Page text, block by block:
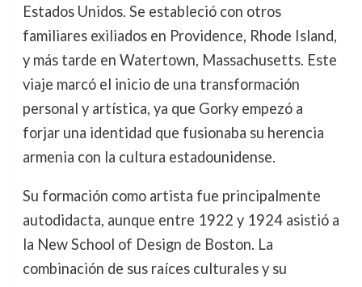
Estados Unidos. Se estableció con otros
familiares exiliados en Providence, Rhode Island,
y más tarde en Watertown, Massachusetts. Este
viaje marcó el inicio de una transformación
personal y artística, ya que Gorky empezó a
forjar una identidad que fusionaba su herencia
armenia con la cultura estadounidense.
Su formación como artista fue principalmente
autodidacta, aunque entre 1922 y 1924 asistió a
la New School of Design de Boston. La
combinación de sus raíces culturales y su